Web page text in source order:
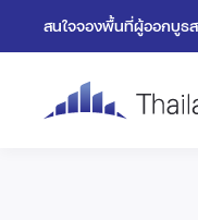
สนใจจองพื้นที่ผู้ออกบูธ